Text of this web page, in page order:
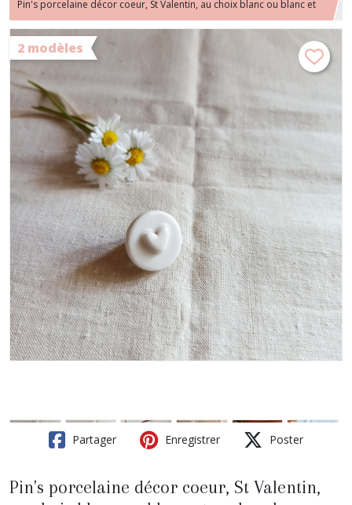
Pin's porcelaine décor coeur, St Valentin, au choix blanc ou blanc et
or, broche minimaliste
2 modèles
Partager Enregistrer Poster
Pin's porcelaine décor coeur, St Valentin,